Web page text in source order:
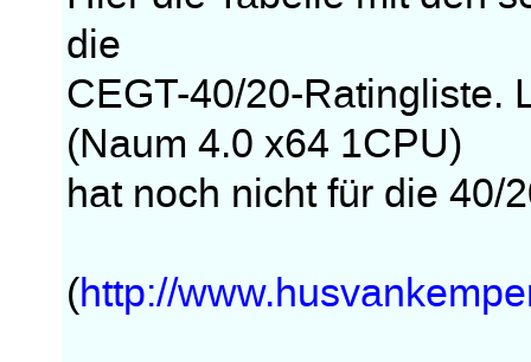
die
CEGT-40/20-Ratingliste.
(Naum 4.0 x64 1CPU)
hat noch nicht für die 40/
(http://